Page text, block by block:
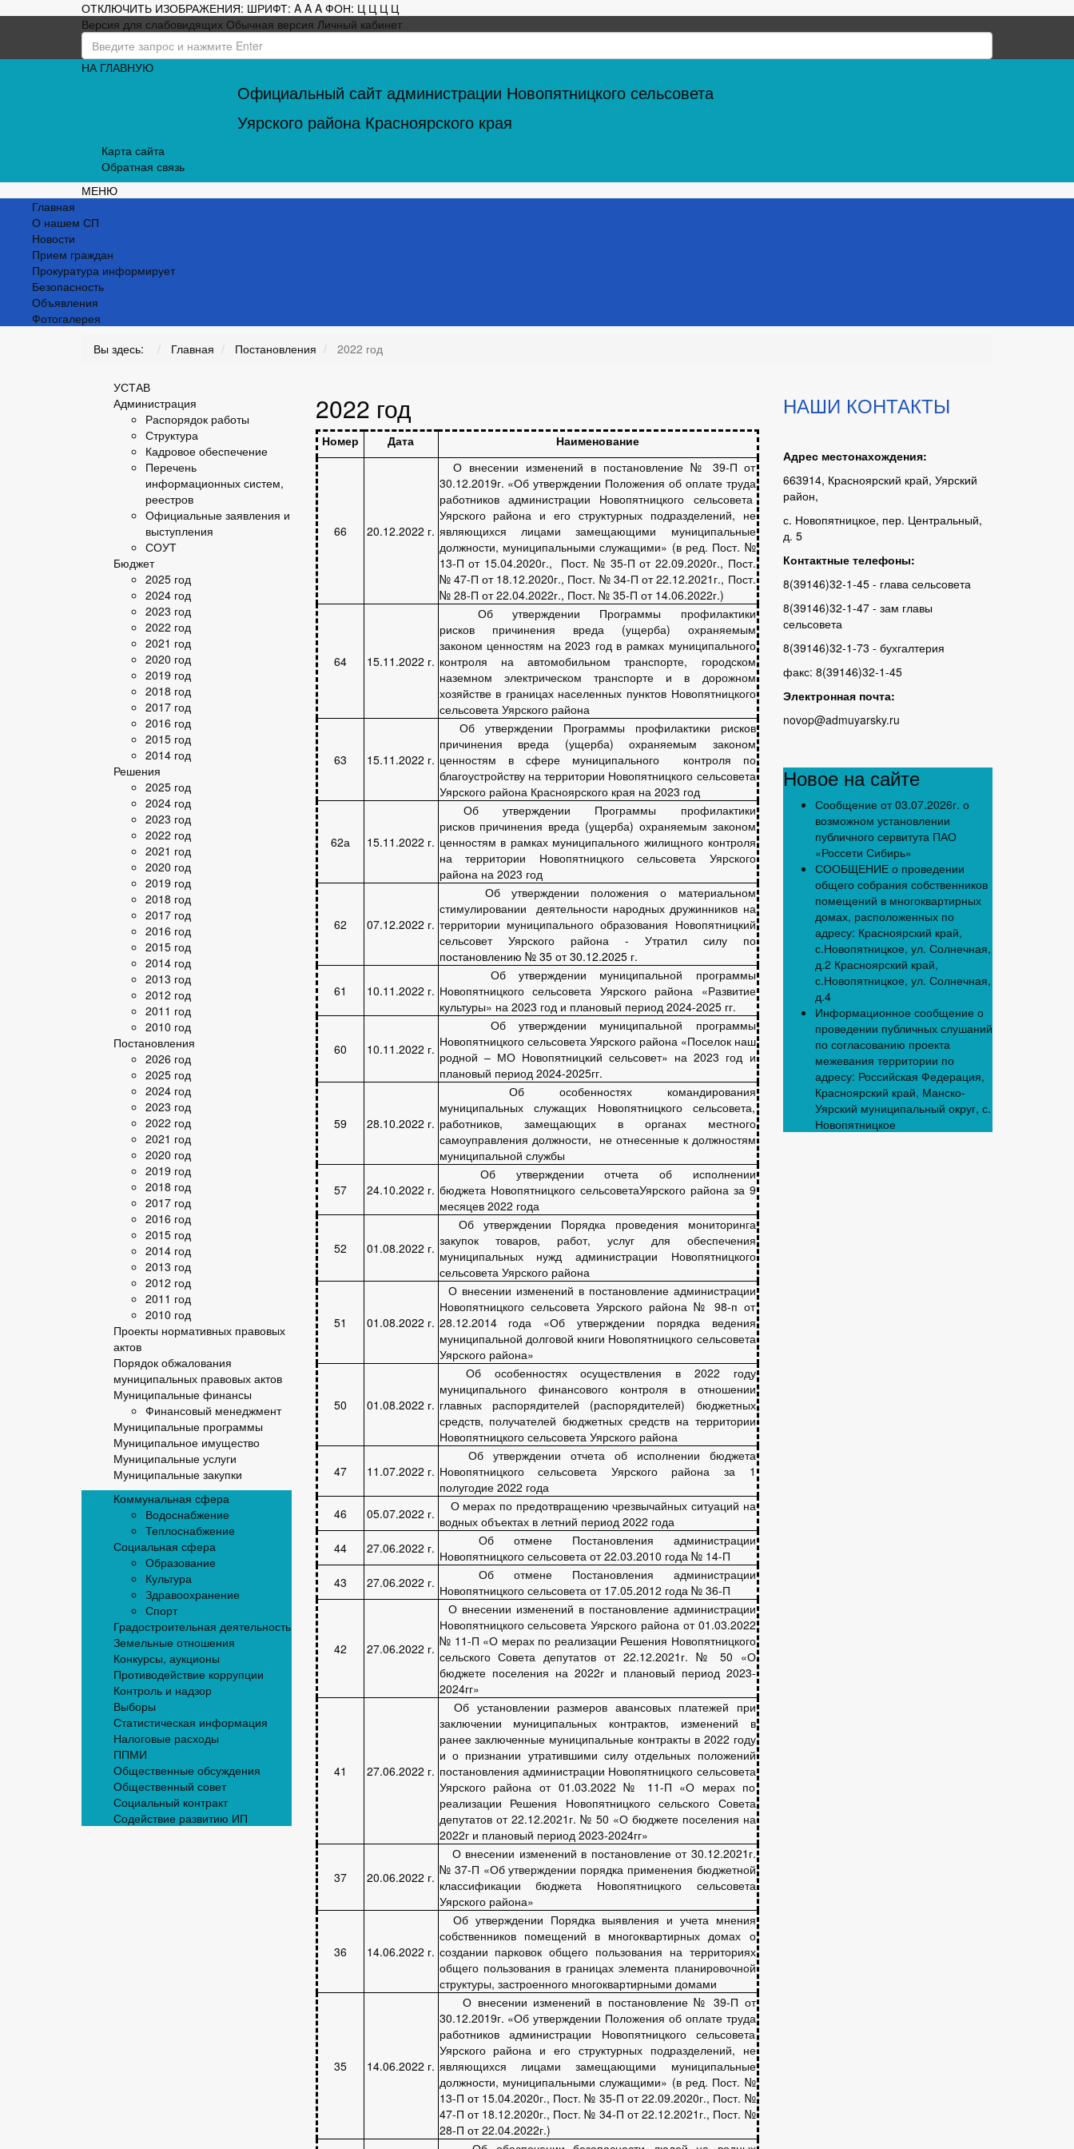
ОТКЛЮЧИТЬ ИЗОБРАЖЕНИЯ: ШРИФТ: A A A ФОН: Ц Ц Ц Ц
Версия для слабовидящих Обычная версия Личный кабинет
НА ГЛАВНУЮ
Официальный сайт администрации Новопятницкого сельсовета
Уярского района Красноярского края
Карта сайта
Обратная связь
МЕНЮ
Главная
О нашем СП
Новости
Прием граждан
Прокуратура информирует
Безопасность
Объявления
Фотогалерея
Вы здесь:
Главная Постановления 2022 год
УСТАВ
Администрация
Распорядок работы
Структура
Кадровое обеспечение
Перечень
информационных систем,
реестров
Официальные заявления и
выступления
СОУТ
Бюджет
2025 год
2024 год
2023 год
2022 год
2021 год
2020 год
2019 год
2018 год
2017 год
2016 год
2015 год
2014 год
Решения
2025 год
2024 год
2023 год
2022 год
2021 год
2020 год
2019 год
2018 год
2017 год
2016 год
2015 год
2014 год
2013 год
2012 год
2011 год
2010 год
Постановления
2026 год
2025 год
2024 год
2023 год
2022 год
2021 год
2020 год
2019 год
2018 год
2017 год
2016 год
2015 год
2014 год
2013 год
2012 год
2011 год
2010 год
Проекты нормативных правовых
актов
Порядок обжалования
муниципальных правовых актов
Муниципальные финансы
Финансовый менеджмент
Муниципальные программы
Муниципальное имущество
Муниципальные услуги
Муниципальные закупки
Коммунальная сфера
Водоснабжение
Теплоснабжение
Социальная сфера
Образование
Культура
Здравоохранение
Спорт
Градостроительная деятельность
Земельные отношения
Конкурсы, аукционы
Противодействие коррупции
Контроль и надзор
Выборы
Статистическая информация
Налоговые расходы
ППМИ
Общественные обсуждения
Общественный совет
Социальный контракт
Содействие развитию ИП
2022 год
Номер Дата Наименование
66 20.12.2022 г.
О внесении изменений в постановление № 39-П от
30.12.2019г. «Об утверждении Положения об оплате труда
работников администрации Новопятницкого сельсовета
Уярского района и его структурных подразделений, не
являющихся лицами замещающими муниципальные
должности, муниципальными служащими» (в ред. Пост. №
13-П от 15.04.2020г., Пост. № 35-П от 22.09.2020г., Пост.
№ 47-П от 18.12.2020г., Пост. № 34-П от 22.12.2021г., Пост.
№ 28-П от 22.04.2022г., Пост. № 35-П от 14.06.2022г.)
64 15.11.2022 г.
Об утверждении Программы профилактики
рисков причинения вреда (ущерба) охраняемым
законом ценностям на 2023 год в рамках муниципального
контроля на автомобильном транспорте, городском
наземном электрическом транспорте и в дорожном
хозяйстве в границах населенных пунктов Новопятницкого
сельсовета Уярского района
63 15.11.2022 г.
Об утверждении Программы профилактики рисков
причинения вреда (ущерба) охраняемым законом
ценностям в сфере муниципального контроля по
благоустройству на территории Новопятницкого сельсовета
Уярского района Красноярского края на 2023 год
62а 15.11.2022 г.
Об утверждении Программы профилактики
рисков причинения вреда (ущерба) охраняемым законом
ценностям в рамках муниципального жилищного контроля
на территории Новопятницкого сельсовета Уярского
района на 2023 год
62 07.12.2022 г.
Об утверждении положения о материальном
стимулировании деятельности народных дружинников на
территории муниципального образования Новопятницкий
сельсовет Уярского района- Утратил силу по
постановлению № 35 от 30.12.2025 г.
61 10.11.2022 г.
Об утверждении муниципальной программы
Новопятницкого сельсовета Уярского района «Развитие
культуры» на 2023 год и плановый период 2024-2025 гг.
60 10.11.2022 г.
Об утверждении муниципальной программы
Новопятницкого сельсовета Уярского района «Поселок наш
родной – МО Новопятницкий сельсовет» на 2023 год и
плановый период 2024-2025гг.
59 28.10.2022 г.
Об особенностях командирования
муниципальных служащих Новопятницкого сельсовета,
работников, замещающих в органах местного
самоуправления должности, не отнесенные к должностям
муниципальной службы
57 24.10.2022 г.
Об утверждении отчета об исполнении
бюджета Новопятницкого сельсоветаУярского района за 9
месяцев 2022 года
52 01.08.2022 г.
Об утверждении Порядка проведения мониторинга
закупок товаров, работ, услуг для обеспечения
муниципальных нужд администрации Новопятницкого
сельсовета Уярского района
51 01.08.2022 г.
О внесении изменений в постановление администрации
Новопятницкого сельсовета Уярского района № 98-п от
28.12.2014 года «Об утверждении порядка ведения
муниципальной долговой книги Новопятницкого сельсовета
Уярского района»
50 01.08.2022 г.
Об особенностях осуществления в 2022 году
муниципального финансового контроля в отношении
главных распорядителей (распорядителей) бюджетных
средств, получателей бюджетных средств на территории
Новопятницкого сельсовета Уярского района
47 11.07.2022 г.
Об утверждении отчета об исполнении бюджета
Новопятницкого сельсовета Уярского района за 1
полугодие 2022 года
46
05.07.2022 г.
О мерах по предотвращению чрезвычайных ситуаций на
водных объектах в летний период 2022 года
44
27.06.2022 г.
Об отмене Постановления администрации
Новопятницкого сельсовета от 22.03.2010 года № 14-П
43
27.06.2022 г.
Об отмене Постановления администрации
Новопятницкого сельсовета от 17.05.2012 года № 36-П
42 27.06.2022 г.
О внесении изменений в постановление администрации
Новопятницкого сельсовета Уярского района от 01.03.2022
№ 11-П «О мерах по реализации Решения Новопятницкого
сельского Совета депутатов от 22.12.2021г. № 50 «О
бюджете поселения на 2022г и плановый период 2023-
2024гг»
41 27.06.2022 г.
Об установлении размеров авансовых платежей при
заключении муниципальных контрактов, изменений в
ранее заключенные муниципальные контракты в 2022 году
и о признании утратившими силу отдельных положений
постановления администрации Новопятницкого сельсовета
Уярского района от 01.03.2022 № 11-П «О мерах по
реализации Решения Новопятницкого сельского Совета
депутатов от 22.12.2021г. № 50 «О бюджете поселения на
2022г и плановый период 2023-2024гг»
37 20.06.2022 г.
О внесении изменений в постановление от 30.12.2021г.
№ 37-П «Об утверждении порядка применения бюджетной
классификации бюджета Новопятницкого сельсовета
Уярского района»
36 14.06.2022 г.
Об утверждении Порядка выявления и учета мнения
собственников помещений в многоквартирных домах о
создании парковок общего пользования на территориях
общего пользования в границах элемента планировочной
структуры, застроенного многоквартирными домами
35 14.06.2022 г.
О внесении изменений в постановление № 39-П от
30.12.2019г. «Об утверждении Положения об оплате труда
работников администрации Новопятницкого сельсовета
Уярского района и его структурных подразделений, не
являющихся лицами замещающими муниципальные
должности, муниципальными служащими» (в ред. Пост. №
13-П от 15.04.2020г., Пост. № 35-П от 22.09.2020г., Пост. №
47-П от 18.12.2020г., Пост. № 34-П от 22.12.2021г., Пост. №
28-П от 22.04.2022г.)
НАШИ КОНТАКТЫ
Адрес местонахождения:
663914, Красноярский край, Уярский
район,
с. Новопятницкое, пер. Центральный,
д. 5
Контактные телефоны:
8(39146)32-1-45 - глава сельсовета
8(39146)32-1-47 - зам главы
сельсовета
8(39146)32-1-73 - бухгалтерия
факс: 8(39146)32-1-45
Электронная почта:
novop@admuyarsky.ru
Новое на сайте
Сообщение от 03.07.2026г. о
возможном установлении
публичного сервитута ПАО
«Россети Сибирь»
СООБЩЕНИЕ о проведении
общего собрания собственников
помещений в многоквартирных
домах, расположенных по
адресу: Красноярский край,
с.Новопятницкое, ул. Солнечная,
д.2 Красноярский край,
с.Новопятницкое, ул. Солнечная,
д.4
Информационное сообщение о
проведении публичных слушаний
по согласованию проекта
межевания территории по
адресу: Российская Федерация,
Красноярский край, Манско-
Уярский муниципальный округ, с.
Новопятницкое